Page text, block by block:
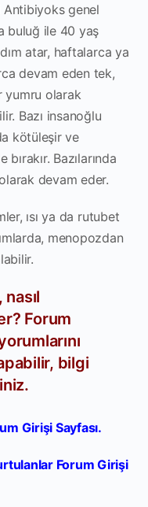
genel
buluğ ile 40 yaş
atar, haftalarca ya
devam eden tek,
yumru olarak
Bazı insanoğlu
kötüleşir ve
Bazılarında
devam eder.
ısı ya da rutubet
menopozdan
Forum
bilgi
Girişi Sayfası.
Forum Girişi